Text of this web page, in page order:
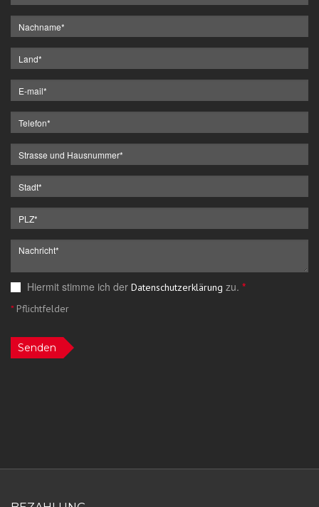
Hiermit stimme ich der Datenschutzerklärung zu. *
*Pflichtfelder
Senden